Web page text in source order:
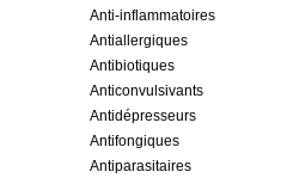
Anti-inflammatoires
Antiallergiques
Antibiotiques
Anticonvulsivants
Antidépresseurs
Antifongiques
Antiparasitaires